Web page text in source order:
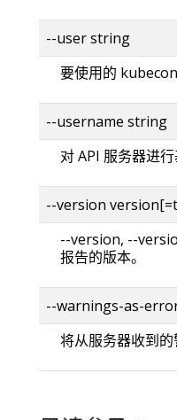
--user string
要使用的
--username string
对 API 服务器进
--version
--version, --
报告的版本。
--warnings-as-
将从服务器收到